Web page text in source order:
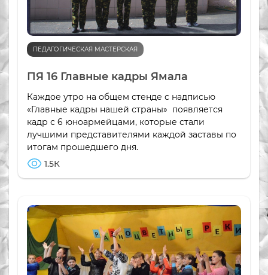
ПЕДАГОГИЧЕСКАЯ МАСТЕРСКАЯ
ПЯ 16 Главные кадры Ямала
Каждое утро на общем стенде с надписью
«Главные кадры нашей страны» появляется
кадр с 6 юноармейцами, которые стали
лучшими представителями каждой заставы по
итогам прошедшего дня.
1.5К